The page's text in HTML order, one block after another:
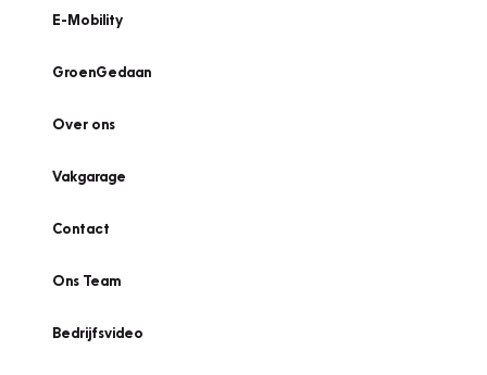
E-Mobility
GroenGedaan
Over ons
Vakgarage
Contact
Ons Team
Bedrijfsvideo